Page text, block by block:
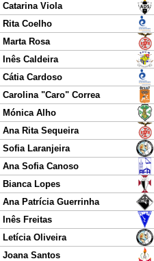
Catarina Viola
Rita Coelho
Marta Rosa
Inês Caldeira
Cátia Cardoso
Carolina "Caro" Correa
Mónica Alho
Ana Rita Sequeira
Sofia Laranjeira
Ana Sofia Canoso
Bianca Lopes
Ana Patrícia Guerrinha
Inês Freitas
Letícia Oliveira
Joana Santos